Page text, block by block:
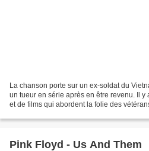
La chanson porte sur un ex-soldat du
un tueur en série après en être revenu. Il
et de films qui abordent la folie des
Pink Floyd - Us And Them